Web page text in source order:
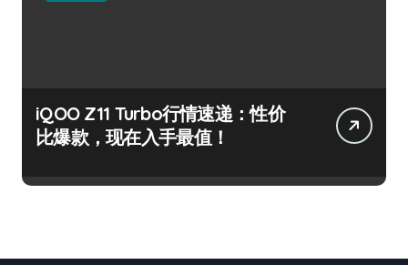
iQOO Z11 Turbo行情速递：性价
比爆款，现在入手最值！